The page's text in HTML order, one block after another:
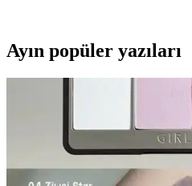
Ayın popüler yazıları